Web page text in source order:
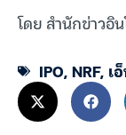
โดย สำนักข่าวอิ
IPO,NRF, เ